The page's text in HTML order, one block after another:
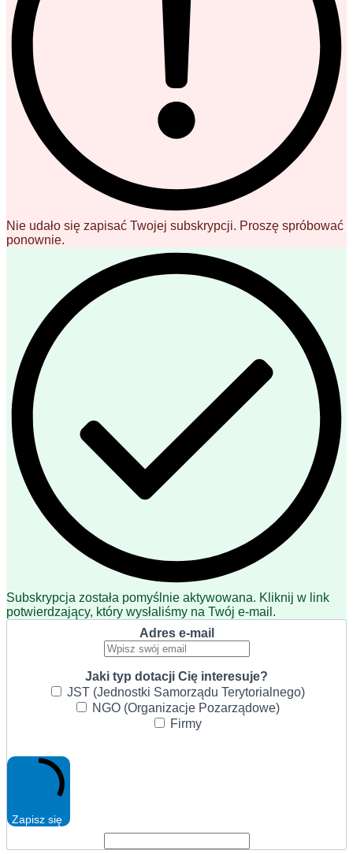
Nie udało się zapisać Twojej subskrypcji. Proszę spróbować
ponownie.
Subskrypcja została pomyślnie aktywowana. Kliknij w link
potwierdzający, który wysłaliśmy na Twój e-mail.
Adres e-mail
Jaki typ dotacji Cię interesuje?
JST (Jednostki Samorządu Terytorialnego)
NGO (Organizacje Pozarządowe)
Firmy
Zapisz się